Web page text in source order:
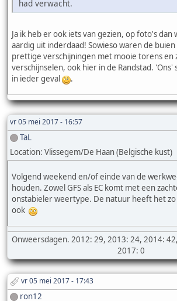
had verwacht.
Ja ik heb er ook iets van gezien, op foto's dan
aardig uit inderdaad! Sowieso waren de
prettige verschijningen met mooie torens en
verschijnselen, ook hier in de Randstad. 'Ons'
in ieder geval
.
vr 05 mei 2017 - 16:57
TaL
Location: Vlissegem/De Haan (Belgische kust)
Volgend weekend en/of einde van de
houden. Zowel GFS als EC komt met een
onstabieler weertype. De natuur heeft het
ook
Onweersdagen. 2012: 29, 2013: 24, 2014:
2017: 0
vr 05 mei 2017 - 17:43
ron12